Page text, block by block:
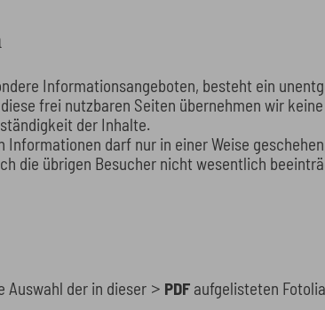
Informationsangeboten, besteht ein
frei nutzbaren Seiten übernehmen wir
der Inhalte.
Informationen darf nur in einer Weise
die übrigen Besucher nicht wesentlich
Auswahl der in dieser PDFaufgelisteten